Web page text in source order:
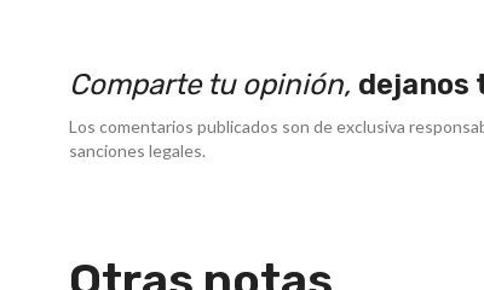
Comparte tu opinión, dejanos
Los comentarios publicados son de exclusiva
sanciones legales.